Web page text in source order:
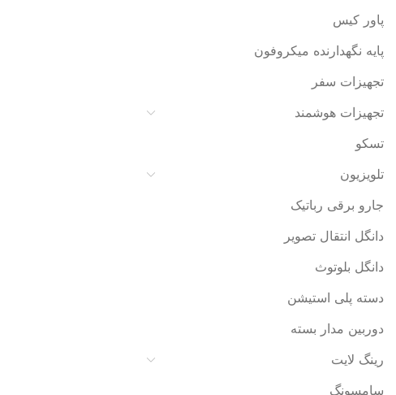
پاور کیس
پایه نگهدارنده میکروفون
تجهیزات سفر
تجهیزات هوشمند
تسکو
تلویزیون
جارو برقی رباتیک
دانگل انتقال تصویر
دانگل بلوتوث
دسته پلی استیشن
دوربین مدار بسته
رینگ لایت
سامسونگ